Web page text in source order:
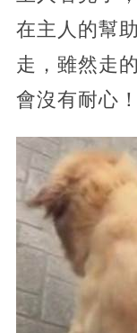
在主人的幫
走，雖然走
會沒有耐心！